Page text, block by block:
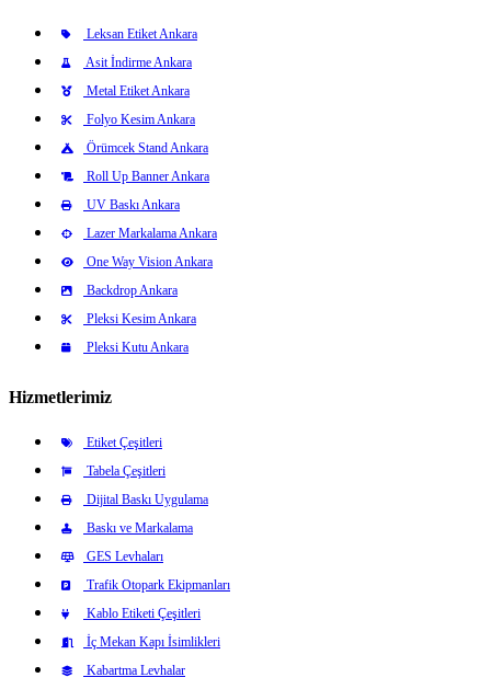
Leksan Etiket Ankara
Asit İndirme Ankara
Metal Etiket Ankara
Folyo Kesim Ankara
Örümcek Stand Ankara
Roll Up Banner Ankara
UV Baskı Ankara
Lazer Markalama Ankara
One Way Vision Ankara
Backdrop Ankara
Pleksi Kesim Ankara
Pleksi Kutu Ankara
Hizmetlerimiz
Etiket Çeşitleri
Tabela Çeşitleri
Dijital Baskı Uygulama
Baskı ve Markalama
GES Levhaları
Trafik Otopark Ekipmanları
Kablo Etiketi Çeşitleri
İç Mekan Kapı İsimlikleri
Kabartma Levhalar